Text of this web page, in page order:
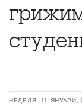
НЕДЕЛЯ, 11 ЯНУАРИ,